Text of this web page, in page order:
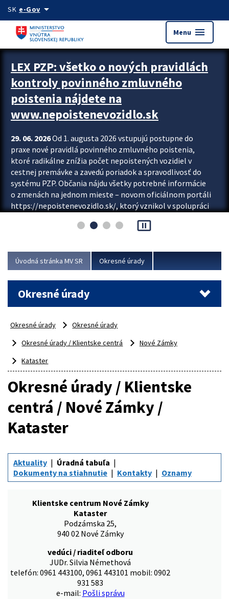
Preskocit na hlavný obsah
SK e-Govarrow_drop_down
Menu menu
Zastavit automatický posun upútavok
LEX PZP: všetko o nových pravidlách
kontroly povinného zmluvného
poistenia nájdete na
www.nepoistenevozidlo.sk
29. 06. 2026Od 1. augusta 2026 vstupujú postupne do
praxe nové pravidlá povinného zmluvného poistenia,
ktoré radikálne znížia počet nepoistených vozidiel v
cestnej premávke a zavedú poriadok a spravodlivosť do
systému PZP. Občania nájdu všetky potrebné informácie
o zmenách na jednom mieste – novom oficiálnom portáli
https://nepoistenevozidlo.sk/, ktorý vznikol v spolupráci
asociácie poisťovní (SLASPO) a Ministerstva vnútra SR.
Viac
pause_presentation
Úvodná stránka MV SR Okresné úrady
Okresné úrady
Okresné úrady
Okresné úrady
Okresné úrady / Klientske centrá
Nové Zámky
Kataster
Okresné úrady / Klientske
centrá / Nové Zámky /
Kataster
Aktuality
Úradná tabuľa
Dokumenty na stiahnutie
Kontakty Oznamy
Klientske centrum Nové Zámky
Kataster
Podzámska 25,
940 02 Nové Zámky
vedúci / riaditeľ odboru
JUDr. Silvia Némethová
telefón: 0961 443100, 0961 443101 mobil: 0902
931 583
e-mail: Pošli správu